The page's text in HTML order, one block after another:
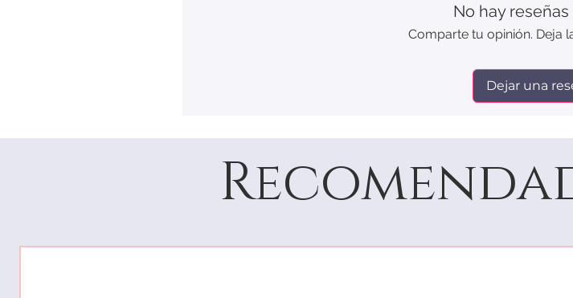
No hay
Comparte tu opinión. Deja
Dejar una